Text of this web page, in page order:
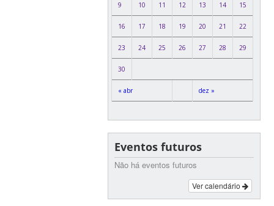
« abr dez »
9 10 11 12 13 14 15
16 17 18 19 20 21 22
23 24 25 26 27 28 29
30
Eventos futuros
Não há eventos futuros
Ver calendário